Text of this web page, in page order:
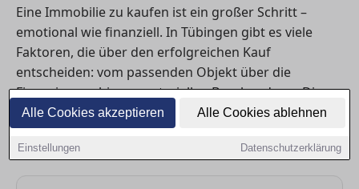
Alle Cookies akzeptieren Alle Cookies ablehnen
Einstellungen Datenschutzerklärung
Eine Immobilie zu kaufen ist ein großer Schritt –
emotional wie finanziell. In Tübingen gibt es viele
Faktoren, die über den erfolgreichen Kauf
entscheiden: vom passenden Objekt über die
Finanzierung bis zur notariellen Beurkundung. Dieser
Ratgeber zeigt dir, wie du alle Phasen des
Kaufprozesses souverän meisterst und Fallstricke
vermeidest.